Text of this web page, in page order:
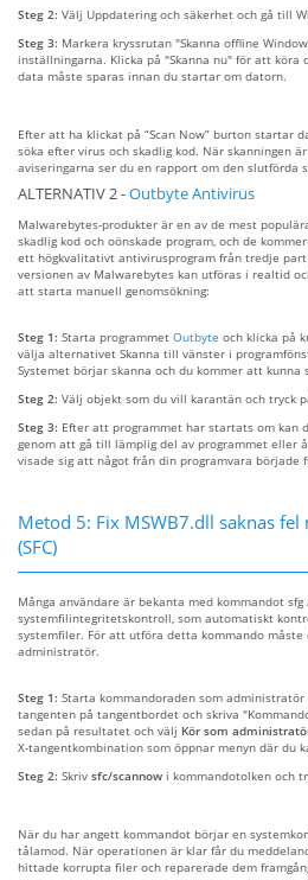
Steg 2: Välj Uppdatering och säkerhet och gå till
Steg 3: Markera kryssrutan "Skanna offline
inställningarna. Klicka på "Skanna nu" för att köra
data måste sparas innan du startar om datorn.
Efter att ha klickat på “Scan Now” burton startar
söka efter virus och skadlig kod. När skanningen
aviseringarna ser du en rapport om den slutförda
ALTERNATIV 2 -Outbyte Antivirus
Malwarebytes-produkter är en av de mest
skadlig kod och oönskade program, och de
ett högkvalitativt antivirusprogram från tredje
versionen av Malwarebytes kan utföras i realtid
att starta manuell genomsökning:
Steg 1: Starta programmet Outbyte och klicka på
välja alternativet Skanna till vänster i
Systemet börjar skanna och du kommer att kunna
Steg 2: Välj objekt som du vill karantän och tryck
Steg 3: Efter att programmet har startats om kan
genom att gå till lämplig del av programmet eller
visade sig att något från din programvara började
Metod 5: Fix MSWB7.dll saknas fel
(SFC)
Många användare är bekanta med kommandot sfg
systemfilintegritetskontroll, som automatiskt
systemfiler. För att utföra detta kommando måste
administratör.
Steg 1: Starta kommandoraden som
tangenten på tangentbordet och skriva
sedan på resultatet och välj Kör som
X-tangentkombination som öppnar menyn där du
Steg 2: Skriv sfc/scannow i kommandotolken och
När du har angett kommandot börjar en
tålamod. När operationen är klar får du
hittade korrupta filer och reparerade dem